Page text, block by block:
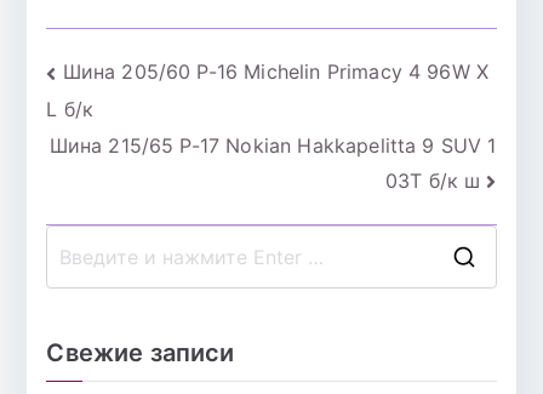
Навигация
по
Шина 205/60 Р-16 Michelin Primacy 4 96W X
L б/к
Шина 215/65 Р-17 Nokian Hakkapelitta 9 SUV 1
03T б/к ш
Свежие записи